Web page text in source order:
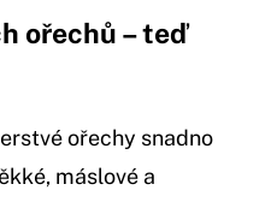
ořechů – teď
ořechy snadno
máslové a